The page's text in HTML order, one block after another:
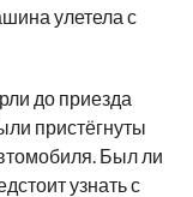
улетела с
до приезда
пристёгнуты
Был ли
узнать с